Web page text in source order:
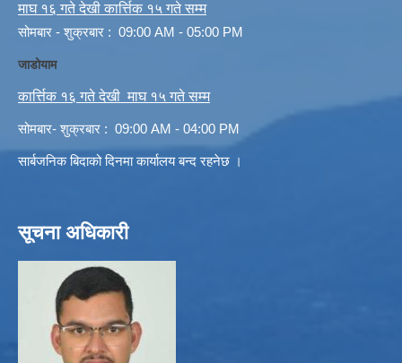
माघ १६ गते देखी कार्त्तिक १५ गते सम्म
सोमबार - शुक्रबार : 09:00 AM - 05:00 PM
जाडोयाम
कार्त्तिक १६ गते देखी माघ १५ गते सम्म
सोमबार- शुक्रबार : 09:00 AM - 04:00 PM
सार्बजनिक बिदाको दिनमा कार्यालय बन्द रहनेछ ।
सूचना अधिकारी